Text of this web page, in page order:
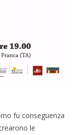
fu conseguenza
le